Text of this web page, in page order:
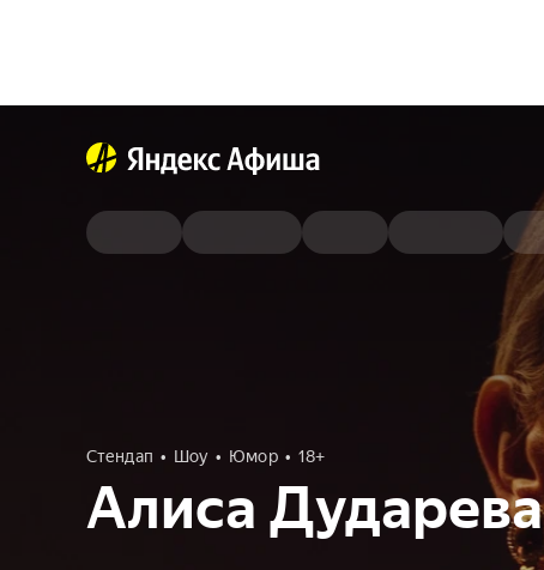
Стендап Шоу Юмор 18+
Алиса Дударева